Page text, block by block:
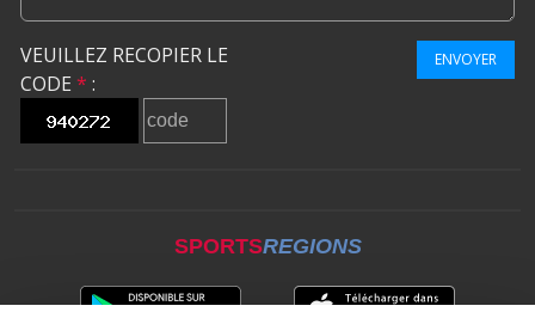
VEUILLEZ RECOPIER LE
CODE * :
ENVOYER
SPORTSREGIONS